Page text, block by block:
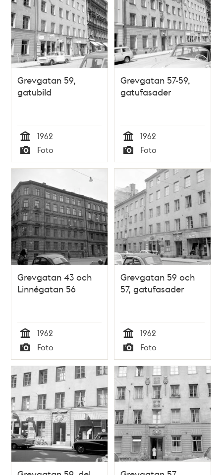
Grevgatan 59,
gatubild
Tid
1962
Typ
Foto
Grevgatan 57-59,
gatufasader
Tid
1962
Typ
Foto
Grevgatan 43 och
Linnégatan 56
Tid
1962
Typ
Foto
Grevgatan 59 och
57, gatufasader
Tid
1962
Typ
Foto